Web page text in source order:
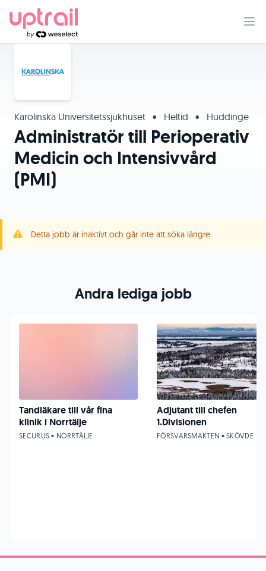
Karolinska Universitetssjukhuset • Heltid • Huddinge
Administratör till Perioperativ
Medicin och Intensivvård
(PMI)
Detta jobb är inaktivt och går inte att söka längre
Andra lediga jobb
Tandläkare till vår fina
klinik i Norrtälje
SECURUS • NORRTÄLJE
Adjutant till chefen
1.Divisionen
FÖRSVARSMAKTEN • SKÖVDE